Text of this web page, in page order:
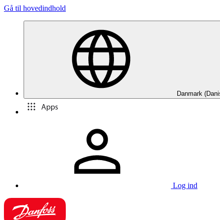
Gå til hovedindhold
Danmark
Apps
Log ind